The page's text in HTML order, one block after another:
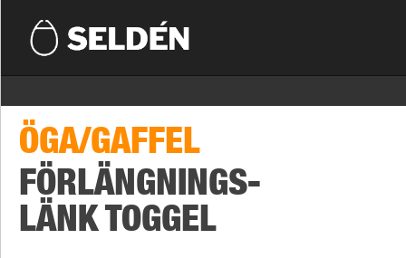
ÖGA/GAFFEL
FÖRLÄNGNINGS-
LÄNK TOGGEL